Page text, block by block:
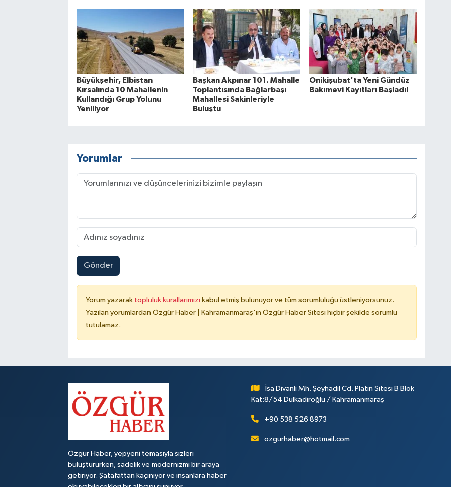
Büyükşehir, Elbistan
Kırsalında 10 Mahallenin
Kullandığı Grup Yolunu
Yeniliyor
Başkan Akpınar 101. Mahalle
Toplantısında Bağlarbaşı
Mahallesi Sakinleriyle
Buluştu
Onikişubat'ta Yeni Gündüz
Bakımevi Kayıtları Başladı!
Yorumlar
Gönder
Yorum yazarak topluluk kurallarımızı kabul etmiş bulunuyor ve tüm sorumluluğu üstleniyorsunuz.
Yazılan yorumlardan Özgür Haber | Kahramanmaraş'ın Özgür Haber Sitesi hiçbir şekilde sorumlu
tutulamaz.
Özgür Haber, yepyeni temasıyla sizleri
buluştururken, sadelik ve modernizmi bir araya
getiriyor. Şatafattan kaçınıyor ve insanlara haber
İsa Divanlı Mh. Şeyhadil Cd. Platin Sitesi B Blok
Kat:8/54 Dulkadiroğlu / Kahramanmaraş
+90 538 526 8973
ozgurhaber@hotmail.com